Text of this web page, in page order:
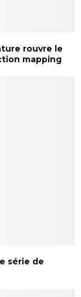
rouvre le
mapping
série de